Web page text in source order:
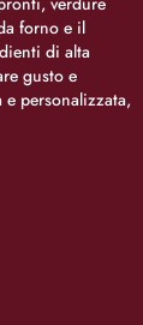
forno e il
di alta
gusto e
personalizzata,